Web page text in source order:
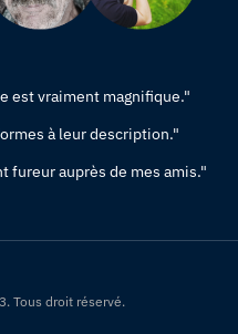
est vraiment magnifique."
à leur description."
fureur auprès de mes amis."
Tous droit réservé.